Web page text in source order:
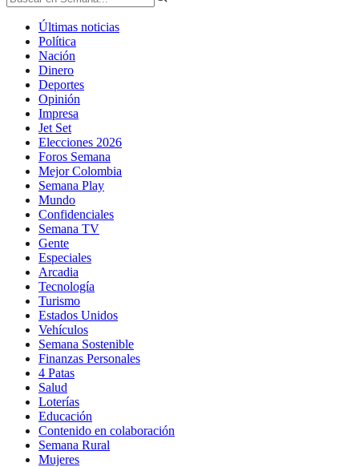
Últimas noticias
Política
Nación
Dinero
Deportes
Opinión
Impresa
Jet Set
Elecciones 2026
Foros Semana
Mejor Colombia
Semana Play
Mundo
Confidenciales
Semana TV
Gente
Especiales
Arcadia
Tecnología
Turismo
Estados Unidos
Vehículos
Semana Sostenible
Finanzas Personales
4 Patas
Salud
Loterías
Educación
Contenido en colaboración
Semana Rural
Mujeres